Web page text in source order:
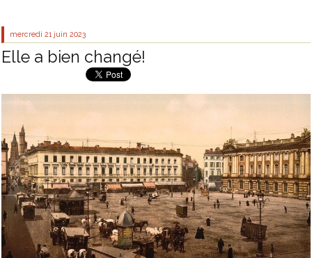
mercredi 21 juin 2023
Elle a bien changé!